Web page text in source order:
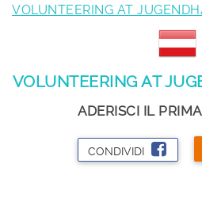
VOLUNTEERING AT
VOLUNTEERING AT
ADERISCI IL
CONDIVIDI